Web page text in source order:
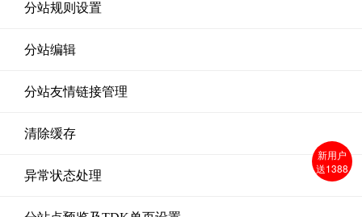
分站规则设置
分站编辑
分站友情链接管理
清除缓存
异常状态处理
新用户
送1388